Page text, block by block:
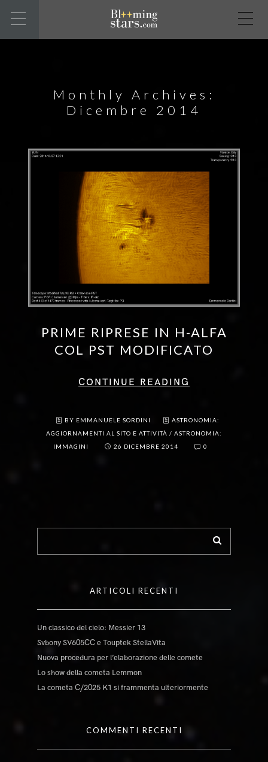
Monthly Archives:
Dicembre 2014
PRIME RIPRESE IN H-ALFA
COL PST MODIFICATO
CONTINUE READING
BY EMMANUELE SORDINI
ASTRONOMIA:
AGGIORNAMENTI AL SITO E ATTIVITÀ / ASTRONOMIA:
IMMAGINI
26 DICEMBRE 2014 0
ARTICOLI RECENTI
Un classico del cielo: Messier 13
Svbony SV605CC e Touptek StellaVita
Nuova procedura per l’elaborazione delle comete
Lo show della cometa Lemmon
La cometa C/2025 K1 si frammenta ulteriormente
COMMENTI RECENTI